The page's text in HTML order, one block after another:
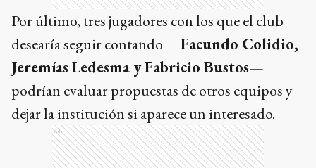
Por último, tres jugadores con los que el club
desearía seguir contando —Facundo Colidio,
Jeremías Ledesma y Fabricio Bustos—
podrían evaluar propuestas de otros equipos y
dejar la institución si aparece un interesado.
Ads